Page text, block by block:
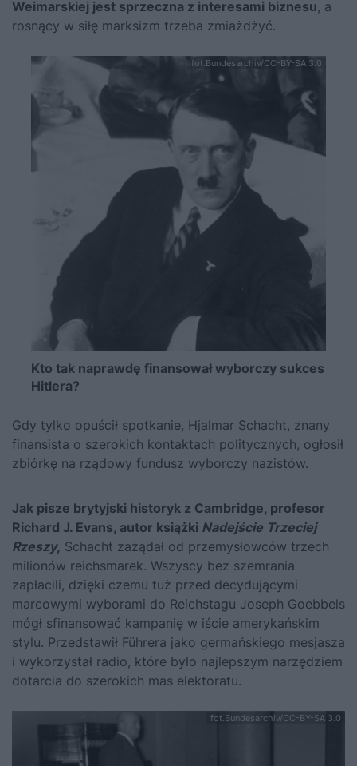
Weimarskiej jest sprzeczna z interesami biznesu, a
rosnący w siłę marksizm trzeba zmiażdżyć.
fot.Bundesarchiv/CC-BY-SA 3.0
Kto tak naprawdę finansował wyborczy sukces
Hitlera?
Gdy tylko opuścił spotkanie, Hjalmar Schacht, znany
finansista o szerokich kontaktach politycznych, ogłosił
zbiórkę na rządowy fundusz wyborczy nazistów.
Jak pisze brytyjski historyk z Cambridge, profesor
Richard J. Evans, autor książki Nadejście Trzeciej
Rzeszy, Schacht zażądał od przemysłowców trzech
milionów reichsmarek. Wszyscy bez szemrania
zapłacili, dzięki czemu tuż przed decydującymi
marcowymi wyborami do Reichstagu Joseph Goebbels
mógł sfinansować kampanię w iście amerykańskim
stylu. Przedstawił Führera jako germańskiego mesjasza
i wykorzystał radio, które było najlepszym narzędziem
dotarcia do szerokich mas elektoratu.
fot.Bundesarchiv/CC-BY-SA 3.0